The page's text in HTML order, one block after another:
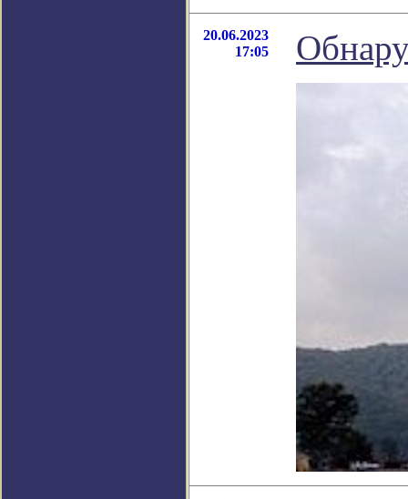
20.06.2023
17:05